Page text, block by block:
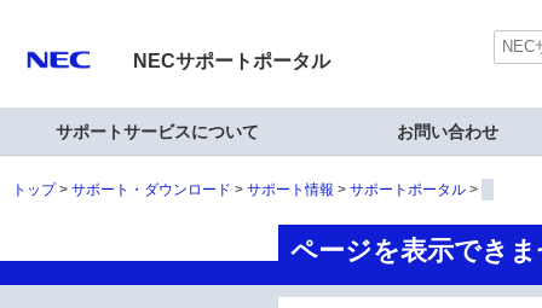
NECサポートポータル
サポートサービスについて お問い合わせ
トップ サポート・ダウンロード サポート情報 サポートポータル
ページを表示でき